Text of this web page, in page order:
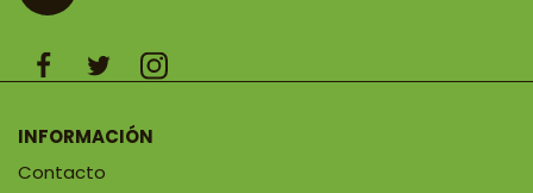
INFORMACIÓN
Contacto